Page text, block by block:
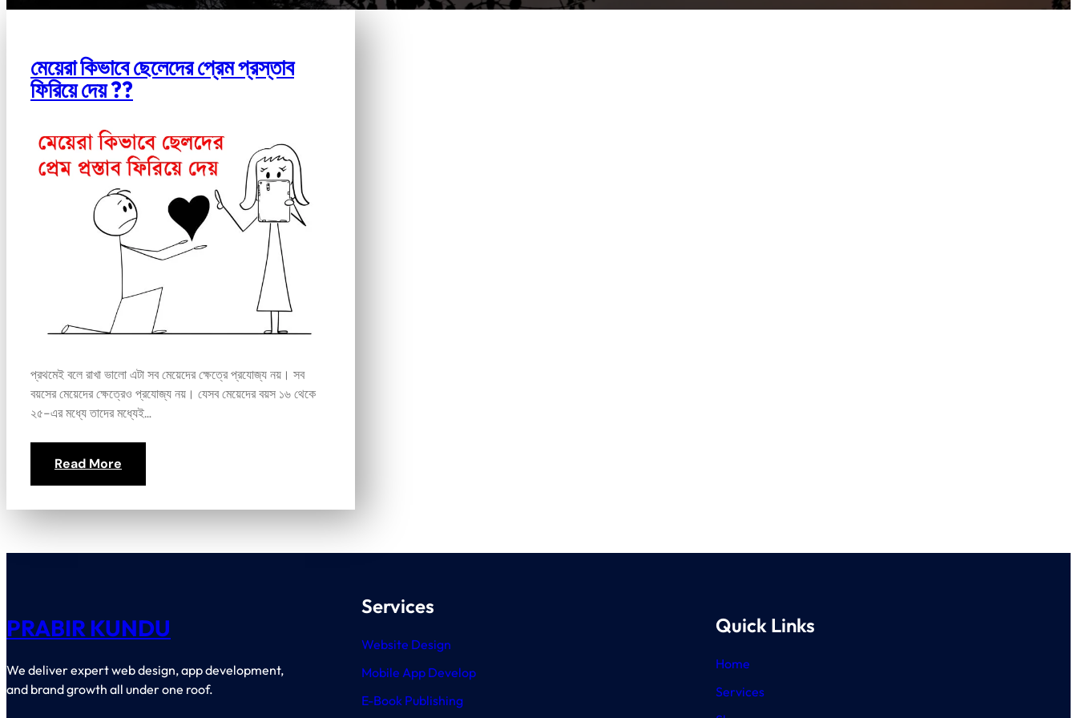
মেয়েরা কিভাবে ছেলেদের প্রেম প্রস্তাব
ফিরিয়ে দেয় ??
প্রথমেই বলে রাখা ভালো এটা সব মেয়েদের ক্ষেত্রে প্রযোজ্য নয়। সব
বয়সের মেয়েদের ক্ষেত্রেও প্রযোজ্য নয়। যেসব মেয়েদের বয়স ১৬ থেকে
২৫-এর মধ্যে তাদের মধ্যেই…
Read More
PRABIR KUNDU
We deliver expert web design, app development,
and brand growth all under one roof.
Services
Website Design
Mobile App Develop
E-Book Publishing
Quick Links
Home
Services